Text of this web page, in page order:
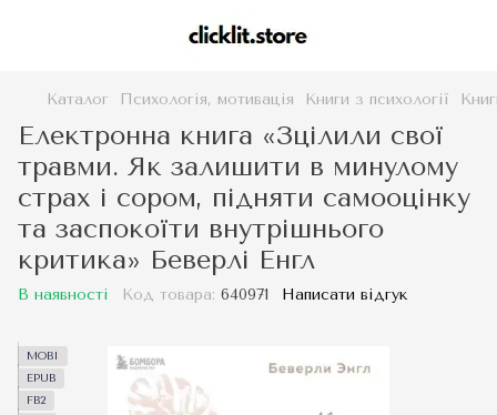
Каталог Психологія, мотивація Книги з психології
Електронна книга «Зцілили свої
травми. Як залишити в минулому
страх і сором, підняти самооцінку
та заспокоїти внутрішнього
критика» Беверлі Енгл
В наявності Код товара: 640971 Написати відгук
MOBI
EPUB
FB2